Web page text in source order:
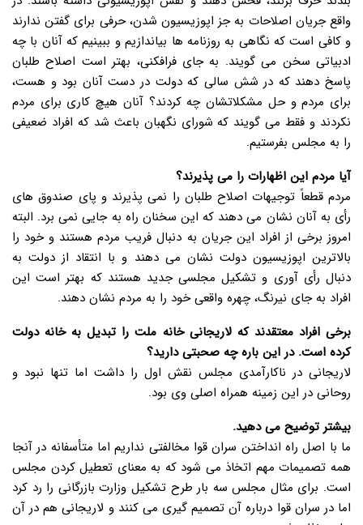
واقع جریان اصلاحات به جز اپوزیسیون شدن، حرفی برای گفتن ندارند
و کافی است که نگاهی به روزنامه ها بیاندازیم و ببینیم که آنان با چه
ادبیاتی سخن می گویند. به جای فرافکنی، بهتر است اصلاح طلبان
پاسخ دهند که در شش سالی که دولت در دست آنان بود و هست،
برای مردم و حل مشکلاتشان چه کردند؟ آنان هیچ کاری برای مردم
نکردند و فقط می گویند که شورای نگهبان باعث شد که افراد ضعیفی
را به مجلس بفرستیم.
آیا مردم این اظهارات را می پذیرند؟
مردم قطعاً توجیهات اصلاح طلبان را نمی پذیرند و پای صندوق های
رأی به آنان نشان می دهند که این سخنان راه به جایی نمی برد. البته
امروز برخی از افراد این جریان به دنبال فریب مردم هستند و خود را
بالاترین اپوزیسیون دولت نشان می دهند و با انتقاد از دولت به
دنبال رأی آوری و تشکیل مجلسی جدید هستند که بهتر است این
افراد به جای نیرنگ، چهره واقعی خود را به مردم نشان دهند.
برخی افراد معتقدند که لاریجانی خانه ملت را تبدیل به خانه دولت
کرده است. در این باره چه صحبتی دارید؟
لاریجانی در ناکارآمدی مجلس نقش اول را داشت اما تنها نبود و
روحانی در این زمینه همراه اصلی وی بود.
بیشتر توضیح می دهید.
ما با اصل راه انداختن سران قوا مخالفتی نداریم اما متأسفانه در آنجا
همه تصمیمات مهم اتخاذ می شود که به معنای تعطیل کردن مجلس
است. برای مثال مجلس سه بار طرح تشکیل وزارت بازرگانی را رد کرد
اما در سران قوا درباره آن تصمیم گیری می کنند و لاریجانی هم در آن